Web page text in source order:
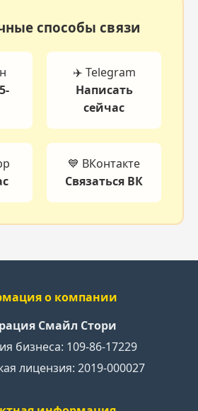
способы связи
✈️ Telegram
Написать
сейчас
💙 ВКонтакте
Связаться ВК
о компании
Смайл Стори
бизнеса: 109-86-17229
лицензия: 2019-000027